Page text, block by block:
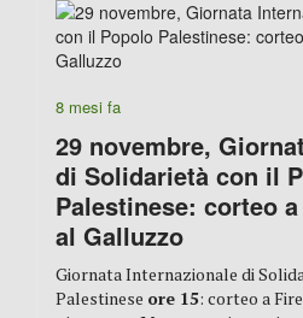
8 mesi fa
29 novembre,
di Solidarietà con il
Palestinese: corteo
al Galluzzo
Giornata Internazionale di
Palestinese ore 15: corteo a